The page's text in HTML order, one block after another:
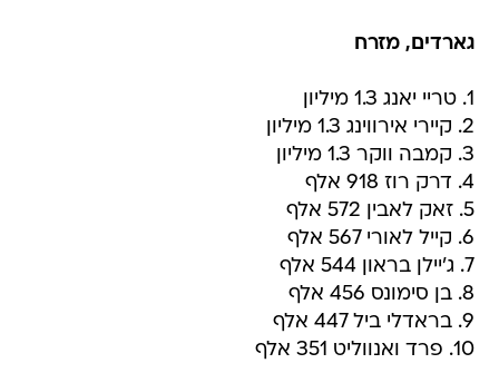
גארדים, מזרח
1. טריי יאנג 1.3 מיליון
2. קיירי אירווינג 1.3 מיליון
3. קמבה ווקר 1.3 מיליון
4. דרק רוז 918 אלף
5. זאק לאבין 572 אלף
6. קייל לאורי 567 אלף
7. ג'יילן בראון 544 אלף
8. בן סימונס 456 אלף
9. בראדלי ביל 447 אלף
10. פרד ואנווליט 351 אלף